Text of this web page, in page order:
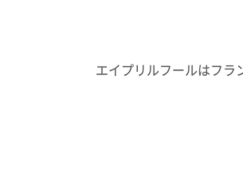
エイプリルフールはフラ